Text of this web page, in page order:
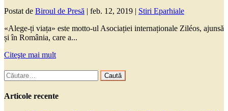
Postat de Biroul de Presă | feb. 12, 2019 | Stiri Eparhiale
«Alege-ți viața» este motto-ul Asociației internaționale Ziléos, ajunsă
și în România, care a...
Citeşte mai mult
Caută
după:
Articole recente